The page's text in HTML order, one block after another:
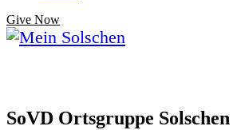
Give Now
SoVD Ortsgruppe Solschen